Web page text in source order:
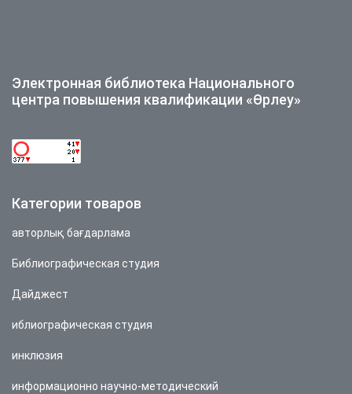
Электронная библиотека Национального
центра повышения квалификации «Өрлеу»
Категории товаров
авторлық бағдарлама
Библиографическая студия
Дайджест
иблиографическая студия
инклюзия
информационно научно-методический